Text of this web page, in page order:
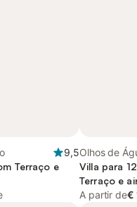
9,5
Terraço e
Olhos de
Villa para
Terraço e
A partir de€